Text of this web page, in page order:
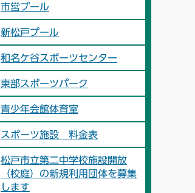
市営プール
新松戸プール
和名ケ谷スポーツセンター
東部スポーツパーク
青少年会館体育室
スポーツ施設 料金表
松戸市立第二中学校施設開放
（校庭）の新規利用団体を募集
します